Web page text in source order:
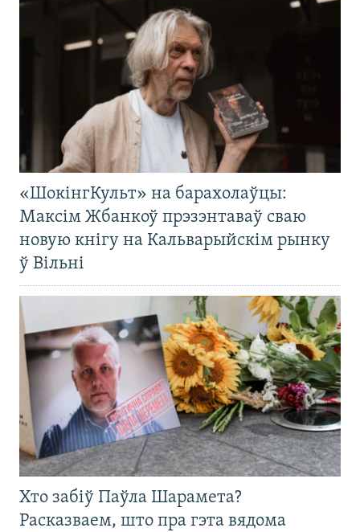
«ШокінгКульт» на барахолаўцы:
Максім Жбанкоў прэзэнтаваў сваю
новую кнігу на Кальварыйскім рынку
ў Вільні
Хто забіў Паўла Шарамета?
Расказваем, што пра гэта вядома